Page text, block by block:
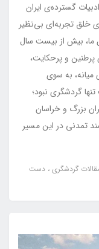
گسترده‌ی ایران
خلق تجربه‌ای بی‌نظیر
ما، بیش از بیست سال
و پرحکایت،
به سوی
گردشگری نبود؛
بزرگ و خراسان
تمدنی در این مسیر
گردشگری دست